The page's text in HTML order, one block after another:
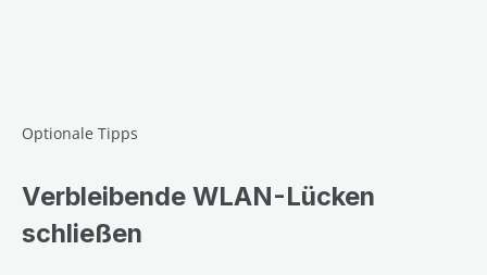
Optionale Tipps
Verbleibende WLAN-Lücken
schließen